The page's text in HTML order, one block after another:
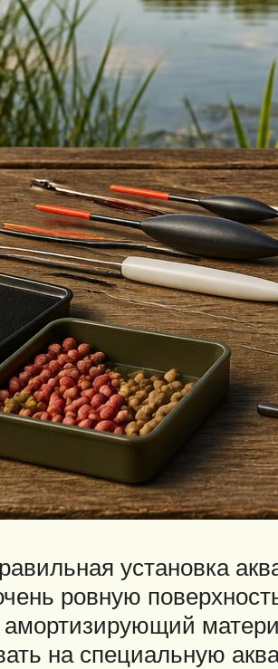
установка
ровную
амортизирующий
на специальную